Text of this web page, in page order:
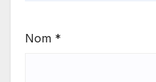
Nom *